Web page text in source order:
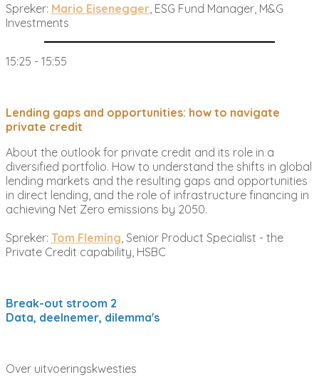
Spreker: Mario Eisenegger , ESG Fund Manager, M&G
Investments
15:25 - 15:55
Lending gaps and opportunities: how to navigate
private credit
About the outlook for private credit and its role in a
diversified portfolio. How to understand the shifts in global
lending markets and the resulting gaps and opportunities
in direct lending, and the role of infrastructure financing in
achieving Net Zero emissions by 2050.
Spreker: Tom Fleming , Senior Product Specialist - the
Private Credit capability, HSBC
Break-out stroom 2
Data, deelnemer, dilemma's
Over uitvoeringskwesties